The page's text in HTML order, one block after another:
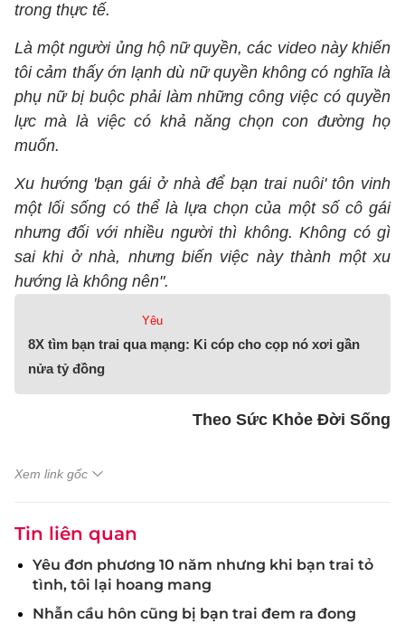
trong thực tế.
Là một người ủng hộ nữ quyền, các video này khiến
tôi cảm thấy ớn lạnh dù nữ quyền không có nghĩa là
phụ nữ bị buộc phải làm những công việc có quyền
lực mà là việc có khả năng chọn con đường họ
muốn.
Xu hướng 'bạn gái ở nhà để bạn trai nuôi' tôn vinh
một lối sống có thể là lựa chọn của một số cô gái
nhưng đối với nhiều người thì không. Không có gì
sai khi ở nhà, nhưng biến việc này thành một xu
hướng là không nên".
Yêu
8X tìm bạn trai qua mạng: Ki cóp cho cọp nó xơi gần
nửa tỷ đồng
Theo Sức Khỏe Đời Sống
Xem link gốc
Tin liên quan
Yêu đơn phương 10 năm nhưng khi bạn trai tỏ
tình, tôi lại hoang mang
Nhẫn cầu hôn cũng bị bạn trai đem ra đong